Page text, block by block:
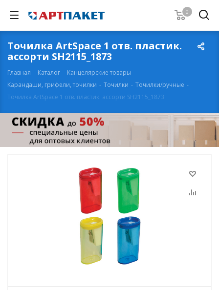
0
Точилка ArtSpace 1 отв. пластик.
ассорти SH2115_1873
Главная - Каталог - Канцелярские товары -
Карандаши, грифели, точилки - Точилки - Точилки/ручные -
Точилка ArtSpace 1 отв. пластик. ассорти SH2115_1873